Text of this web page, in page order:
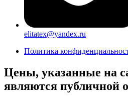
elitatex@yandex.ru
Политика
Цены, указанные на
являются публичной